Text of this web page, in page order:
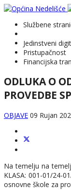
Službene
Jedinstveni
Pristupačnost
Financijska
ODLUKA O
PROVEDBE
OBJAVE 09 Rujan
Na temelju na
KLASA: 001-01/24-
osnovne škole za